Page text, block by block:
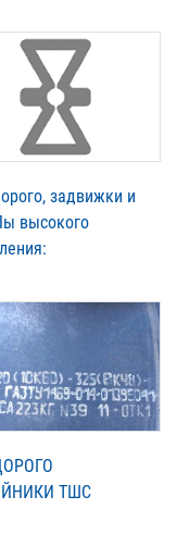
задвижки и
высокого
ТШС